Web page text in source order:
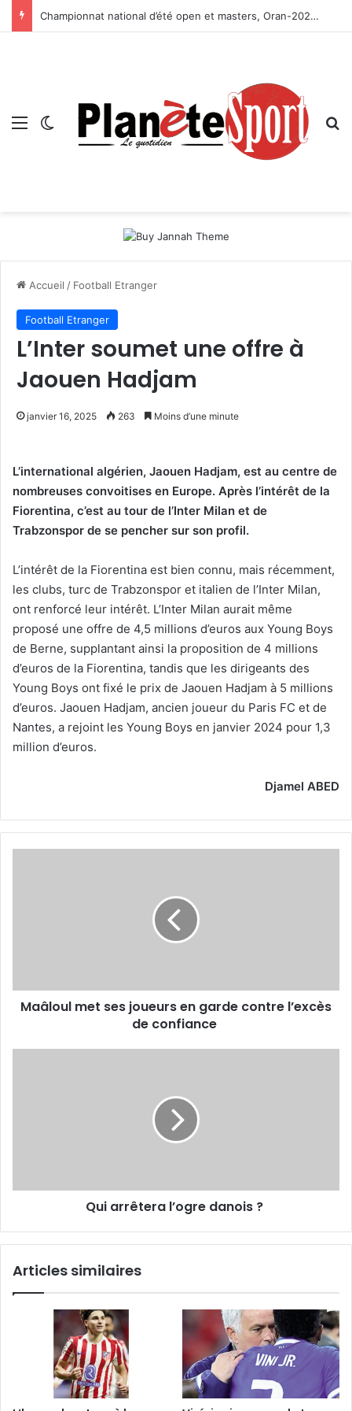
Championnat national d’été open et masters, Oran-2026 — Le CRB s’adjuge le titre
Menu Switch skin
Accueil / Football Etranger
Football Etranger
L’Inter soumet une offre à
Jaouen Hadjam
janvier 16, 2025 263 Moins d’une minute
L’international algérien, Jaouen Hadjam, est au centre de
nombreuses convoitises en Europe. Après l’intérêt de la
Fiorentina, c’est au tour de l’Inter Milan et de
Trabzonspor de se pencher sur son profil.
L’intérêt de la Fiorentina est bien connu, mais récemment,
les clubs, turc de Trabzonspor et italien de l’Inter Milan,
ont renforcé leur intérêt. L’Inter Milan aurait même
proposé une offre de 4,5 millions d’euros aux Young Boys
de Berne, supplantant ainsi la proposition de 4 millions
d’euros de la Fiorentina, tandis que les dirigeants des
Young Boys ont fixé le prix de Jaouen Hadjam à 5 millions
d’euros. Jaouen Hadjam, ancien joueur du Paris FC et de
Nantes, a rejoint les Young Boys en janvier 2024 pour 1,3
million d’euros.
Djamel ABED
de
confiance
Maâloul met ses joueurs en garde contre l’excès
de confiance
Qui arrêtera l’ogre danois ?
Articles similaires